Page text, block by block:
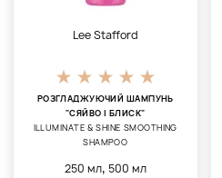
Lee Stafford
РОЗГЛАДЖУЮЧИЙ ШАМПУНЬ
"СЯЙВО І БЛИСК"
ILLUMINATE & SHINE SMOOTHING
SHAMPOO
250 мл, 500 мл